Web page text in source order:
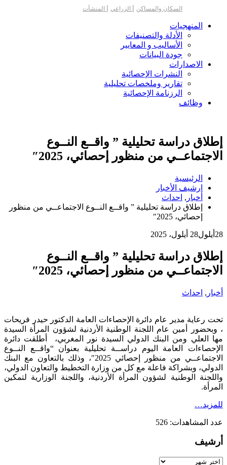
السكان والمساكن | الزراعي | المنشآت
المنهجيات
الأدلة والتصنيفات
الأساليب و المعايير
جودة البيانات
الاصدارات
النشرات الإحصائية
تقارير وملخصات تحليلية
الرزنامة الإحصائية
وظائف
إطلاق دراسة تحليلية ” واقــع النــوع
الاجتماعــي من منظور إحصائي، 2025″
الرئيسية
ارشيف الأخبار
أخبار , احداث
إطلاق دراسة تحليلية ” واقــع النــوع الاجتماعــي من منظور
إحصائي، 2025″
28 أيلول28 أيلول، 2025
إطلاق دراسة تحليلية ” واقــع النــوع
الاجتماعــي من منظور إحصائي، 2025″
أخبار , احداث
تحت رعاية مدير عام دائرة الإحصاءات العامة الدكتور حيدر فريحات
، وبحضور أمين عام اللجنة الوطنية الأردنية لشؤون المرأة السيدة
مها العلي ومن البنك الدولي السيدة نور المغربي، أطلقت دائرة
الإحصاءات العامة اليوم دراســة تحليلية بعنوان “واقــع النــوع
الاجتماعــي من منظور إحصائي 2025″، وذلك بالتعاون مع البنك
الدولي، وبشراكة فاعلة مع كل من وزارة التخطيط والتعاون الدولي،
واللجنة الوطنية لشؤون المرأة الأردنية، واللجنة الوزارية لتمكين
المرأة.
للمزيد…
عدد المشاهدات: 526
أرشيف
أرشيف